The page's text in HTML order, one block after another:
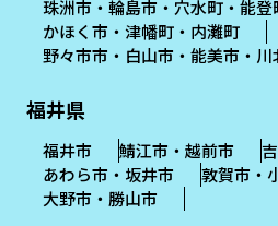
珠洲市・輪島市・穴水町・能登
かほく市・津幡町・内灘町
野々市市・白山市・能美市・川
福井県
福井市 鯖江市・越前市
あわら市・坂井市
敦賀市・
大野市・勝山市